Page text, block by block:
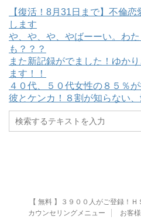
【復活！8月31日まで】不倫
します
や、や、や、やばーーい。わ
も？？？
また新記録がでました！ゆか
ます！！
４０代、５０代女性の８５％
彼とケンカ！８割が知らない
【 無料 】３９００人がご登録！
カウンセリングメニュー
お客